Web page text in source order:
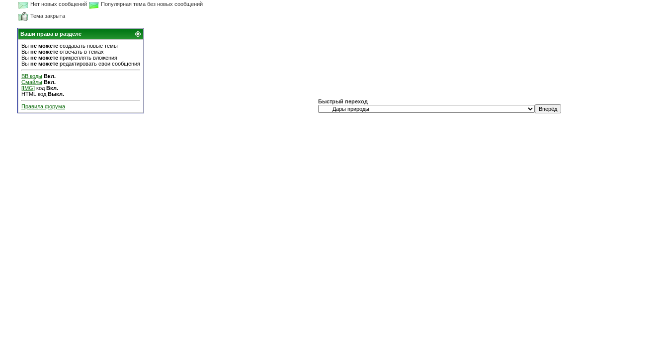
Нет новых сообщений
Популярная тема без новых сообщений
Тема закрыта
Ваши права в разделе
Вы не можете создавать новые темы
Вы не можете отвечать в темах
Вы не можете прикреплять вложения
Вы не можете редактировать свои сообщения
BB коды Вкл.
Смайлы Вкл.
[IMG] код Вкл.
HTML код Выкл.
Правила форума
Быстрый переход